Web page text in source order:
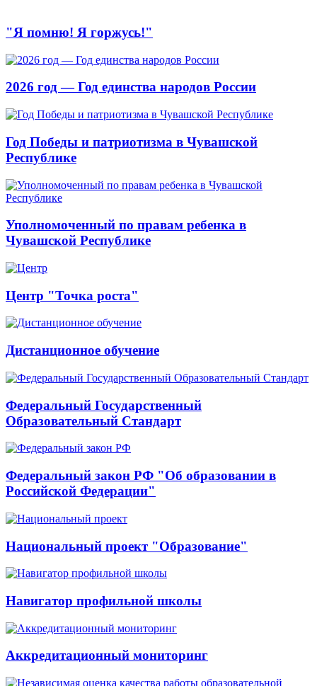
"Я помню! Я горжусь!"
2026 год — Год единства народов России
Год Победы и патриотизма в Чувашской
Республике
Уполномоченный по правам ребенка в
Чувашской Республике
Центр "Точка роста"
Дистанционное обучение
Федеральный Государственный
Образовательный Стандарт
Федеральный закон РФ "Об образовании в
Российской Федерации"
Национальный проект "Образование"
Навигатор профильной школы
Аккредитационный мониторинг